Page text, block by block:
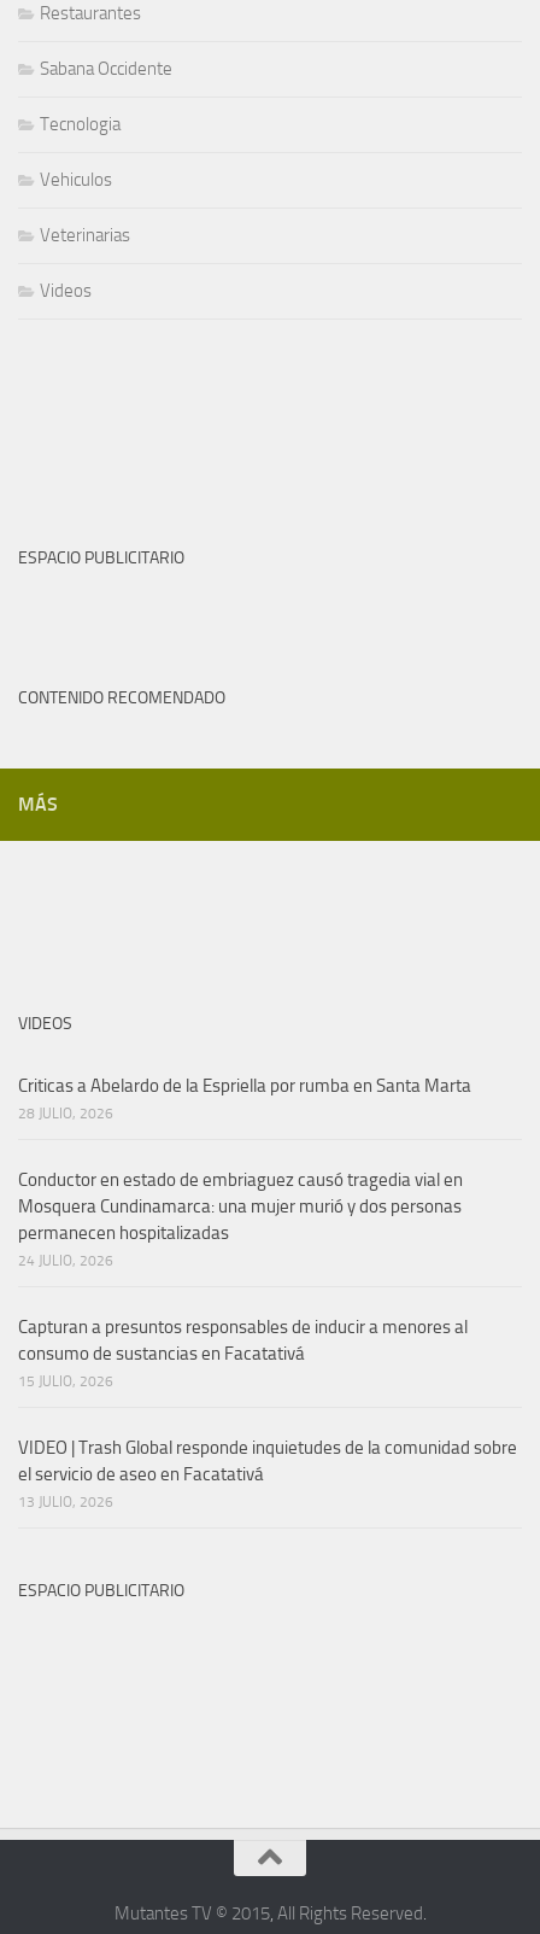
Restaurantes
Sabana Occidente
Tecnologia
Vehiculos
Veterinarias
Videos
ESPACIO PUBLICITARIO
CONTENIDO RECOMENDADO
MÁS
VIDEOS
Criticas a Abelardo de la Espriella por rumba en Santa Marta
28 JULIO, 2026
Conductor en estado de embriaguez causó tragedia vial en
Mosquera Cundinamarca: una mujer murió y dos personas
permanecen hospitalizadas
24 JULIO, 2026
Capturan a presuntos responsables de inducir a menores al
consumo de sustancias en Facatativá
15 JULIO, 2026
VIDEO | Trash Global responde inquietudes de la comunidad sobre
el servicio de aseo en Facatativá
13 JULIO, 2026
ESPACIO PUBLICITARIO
Mutantes TV © 2015, All Rights Reserved.